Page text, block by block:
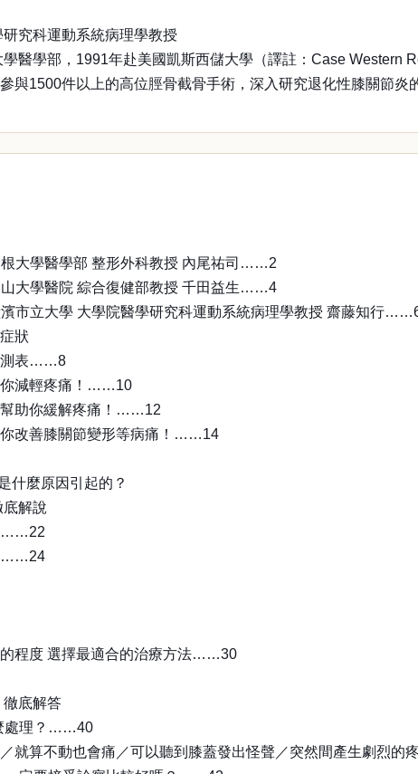
究科運動系統病理學教授
醫學部，1991年赴美國凱斯西儲大學（譯註：Case Western
與1500件以上的高位脛骨截骨手術，深入研究退化性膝關節炎
大學醫學部 整形外科教授 內尾祐司……2
大學醫院 綜合復健部教授 千田益生……4
市立大學 大學院醫學研究科運動系統病理學教授 齋藤知行
狀
測表……8
你減輕疼痛！……10
幫助你緩解疼痛！……12
改善膝關節變形等病痛！……14
什麼原因引起的？
底解說
……22
……24
程度 選擇最適合的治療方法……30
徹底解答
處理？……40
就算不動也會痛／可以聽到膝蓋發出怪聲／突然間產生劇烈的